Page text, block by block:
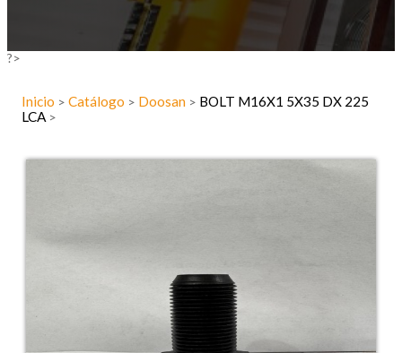
?>
Inicio > Catálogo > Doosan > BOLT M16X1 5X35 DX 225
LCA >